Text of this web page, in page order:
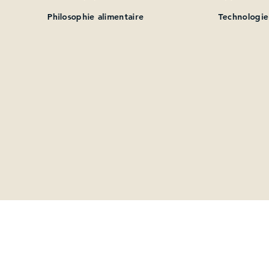
Philosophie alimentaire
Technologie